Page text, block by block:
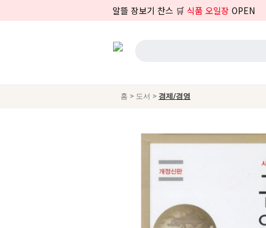
알뜰 장보기 찬스 🛒 식품 오일장 OPEN
홈 > 도서 > 경제/경영